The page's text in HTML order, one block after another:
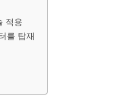
적용
를 탑재